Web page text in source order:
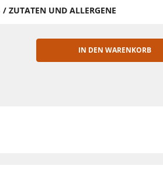
/ ZUTATEN UND ALLERGENE
IN DEN WARENKORB